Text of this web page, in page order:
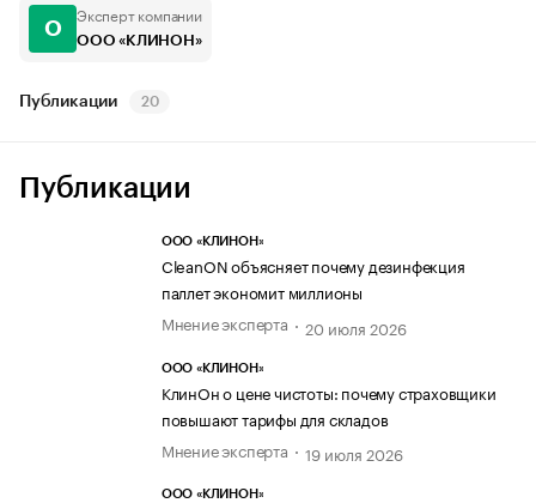
О
Эксперт компании
ООО «КЛИНОН»
Публикации 20
Публикации
ООО «КЛИНОН»
CleanON объясняет почему дезинфекция
паллет экономит миллионы
Мнение эксперта
20 июля 2026
ООО «КЛИНОН»
КлинОн о цене чистоты: почему страховщики
повышают тарифы для складов
Мнение эксперта
19 июля 2026
ООО «КЛИНОН»